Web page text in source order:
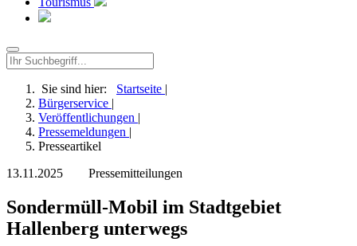
Sie sind hier: Startseite |
Bürgerservice |
Veröffentlichungen |
Pressemeldungen |
Presseartikel
13.11.2025
Pressemitteilungen
Sondermüll-Mobil im Stadtgebiet
Hallenberg unterwegs